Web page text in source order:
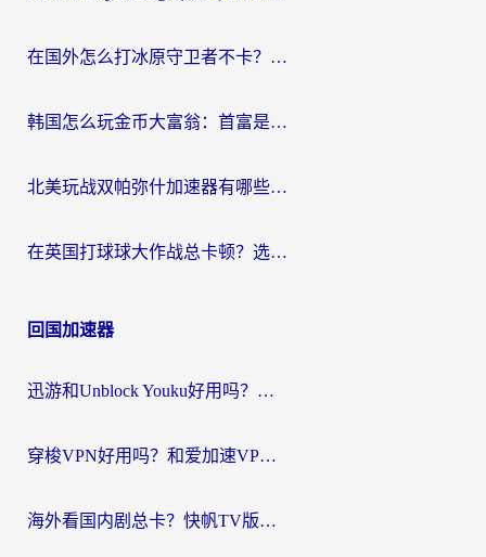
在国外怎么打冰原守卫者不卡？留学生亲测的国服游戏加速指南
韩国怎么玩金币大富翁：首富是谁？海外党国服游戏加速全攻略
北美玩战双帕弥什加速器有哪些？海外党亲测好用的国服加速指南
在英国打球球大作战总卡顿？选对加速器让你告别延迟（附实测攻略）
回国加速器
迅游和Unblock Youku好用吗？海外党亲测：3个维度教你选对回国加速器
穿梭VPN好用吗？和爱加速VPN对比哪个回国效果更好？海外党必看的实用指南
海外看国内剧总卡？快帆TV版VPN好用吗？和海牛VPN对比哪个回国效果更好？